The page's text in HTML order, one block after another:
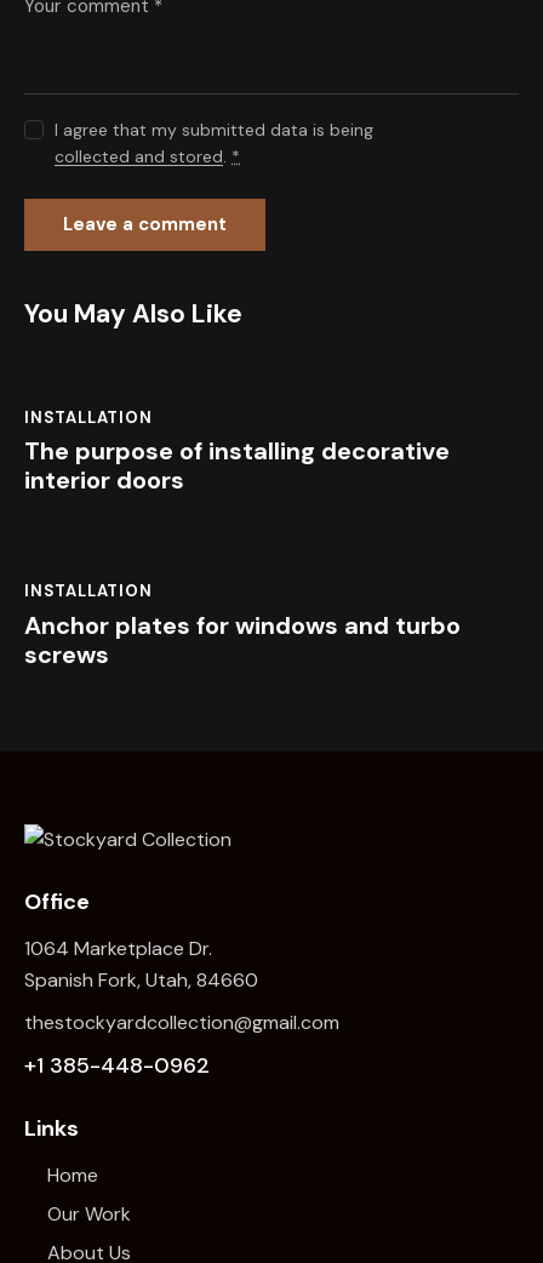
I agree that my submitted data is being
collected and stored. *
You May Also Like
INSTALLATION
The purpose of installing decorative
interior doors
INSTALLATION
Anchor plates for windows and turbo
screws
Office
1064 Marketplace Dr.
Spanish Fork, Utah, 84660
thestockyardcollection@gmail.com
+1 385-448-0962
Links
Home
Our Work
About Us